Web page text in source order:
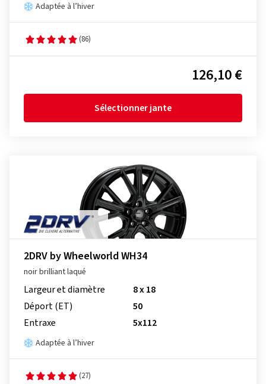
Adaptée à l’hiver
(86)
126,10 €
Sélectionner jante
2DRV by Wheelworld WH34
noir brilliant laqué
Largeur et diamètre
8 x 18
Déport (ET)
50
Entraxe
5x112
Adaptée à l’hiver
(27)